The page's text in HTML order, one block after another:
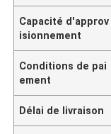
Capacité d'approv
isionnement
Conditions de pai
ement
Délai de livraison